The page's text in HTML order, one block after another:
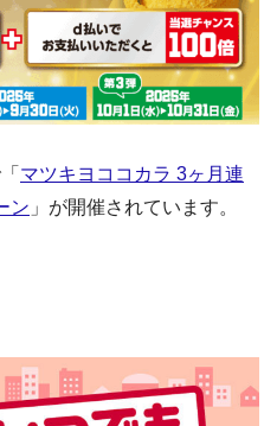
マツキヨココカラ 3ヶ月連
ン 」が開催されています。